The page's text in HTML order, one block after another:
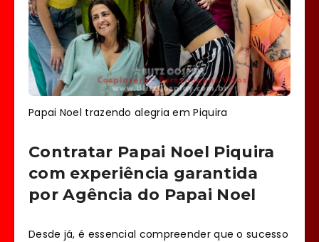
Papai Noel trazendo alegria em Piquira
Contratar Papai Noel Piquira
com experiência garantida
por Agência do Papai Noel
Desde já, é essencial compreender que o sucesso